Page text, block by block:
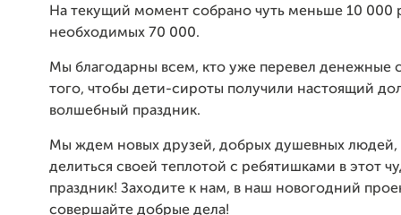
На текущий момент собрано чуть меньше 10 000
необходимых 70 000.
Мы благодарны всем, кто уже перевел денежные
того, чтобы дети-сироты получили настоящий
волшебный праздник.
Мы ждем новых друзей, добрых душевных людей,
делиться своей теплотой с ребятишками в этот
праздник! Заходите к нам, в наш новогодний
совершайте добрые дела!